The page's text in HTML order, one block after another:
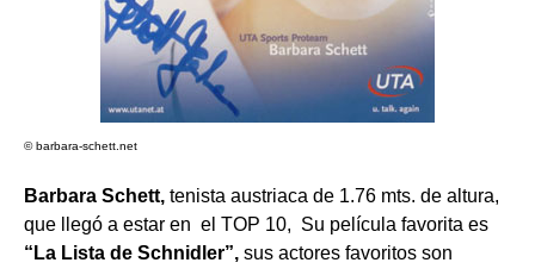
© barbara-schett.net
Barbara Schett, tenista austriaca de 1.76 mts. de altura,
que llegó a estar en el TOP 10, Su película favorita es
“La Lista de Schnidler”, sus actores favoritos son